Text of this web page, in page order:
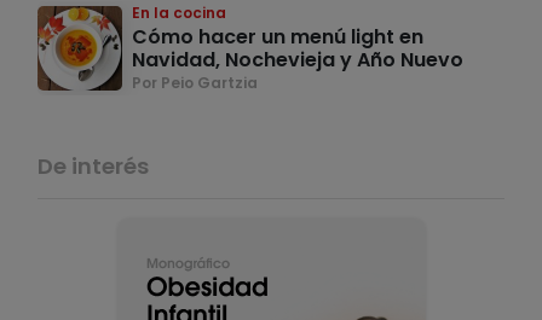
En la cocina
Cómo hacer un menú light en
Navidad, Nochevieja y Año Nuevo
Por Peio Gartzia
De interés